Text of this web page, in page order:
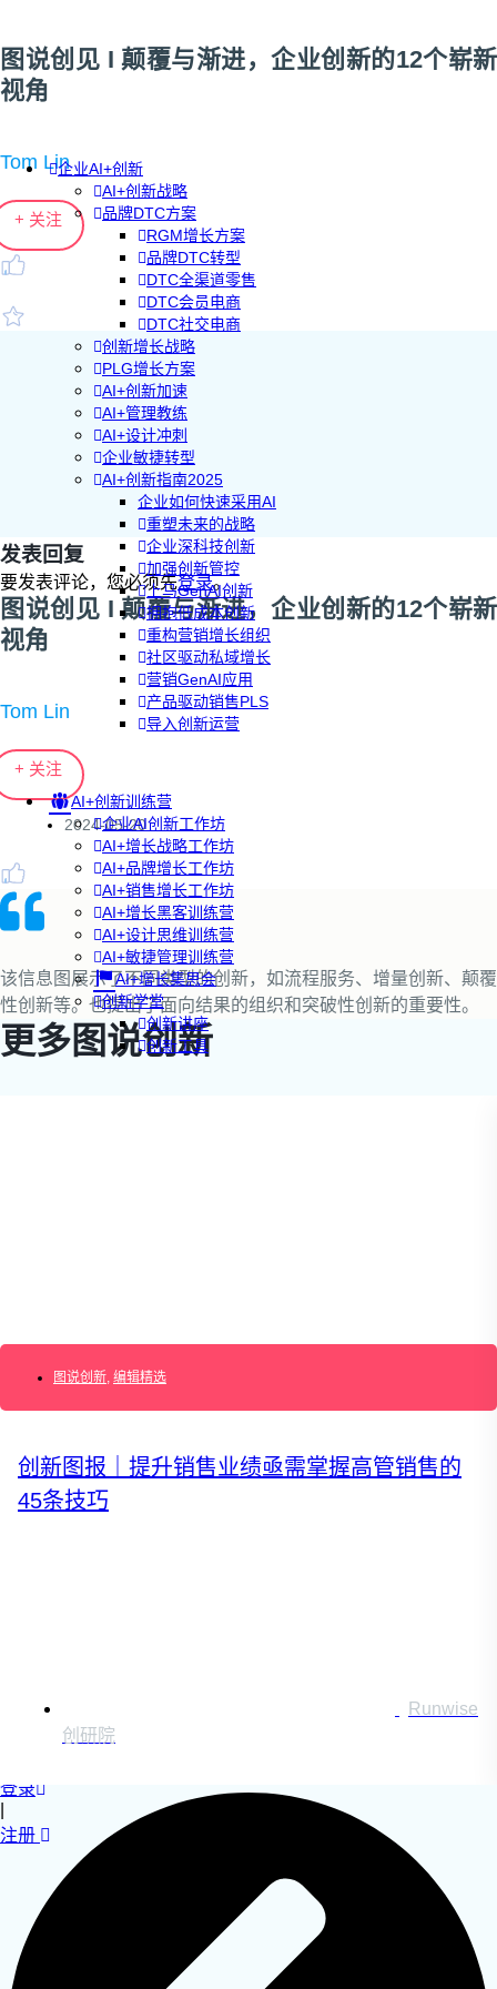
企业AI+创新
AI+创新战略
品牌DTC方案
RGM增长方案
品牌DTC转型
DTC全渠道零售
DTC会员电商
DTC社交电商
创新增长战略
PLG增长方案
AI+创新加速
AI+管理教练
AI+设计冲刺
企业敏捷转型
AI+创新指南2025
企业如何快速采用AI
重塑未来的战略
企业深科技创新
加强创新管控
上马GenAI创新
拥抱低成本创新
重构营销增长组织
社区驱动私域增长
营销GenAI应用
产品驱动销售PLS
导入创新运营
AI+创新训练营
企业AI创新工作坊
AI+增长战略工作坊
AI+品牌增长工作坊
AI+销售增长工作坊
AI+增长黑客训练营
AI+设计思维训练营
AI+敏捷管理训练营
AI+增长集思会
创新学堂
创新讲座
创新工具
创新业务增长
培养创新能力
提升创新领导力
运营创新转型
登录
注册
图说创见 I 颠覆与渐进，企业创新的12个崭新
视角
Tom Lin
+ 关注
发表回复
要发表评论，您必须先登录。
图说创见 I 颠覆与渐进，企业创新的12个崭新
视角
Tom Lin
+ 关注
2024-05-20
该信息图展示了不同类型的创新，如流程服务、增量创新、颠覆
性创新等。也提出了面向结果的组织和突破性创新的重要性。
更多图说创新
图说创新, 编辑精选
创新图报｜提升销售业绩亟需掌握高管销售的
45条技巧
Runwise
创研院